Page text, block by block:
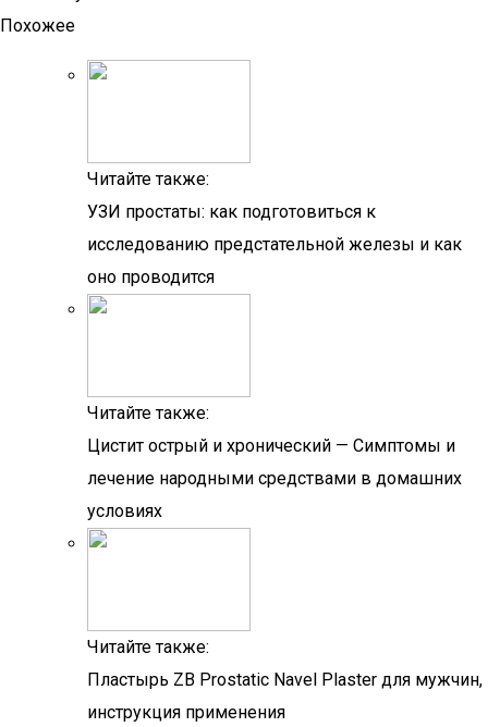
Похожее
Читайте также:
УЗИ простаты: как подготовиться к
исследованию предстательной железы и как
оно проводится
Читайте также:
Цистит острый и хронический — Симптомы и
лечение народными средствами в домашних
условиях
Читайте также:
Пластырь ZB Prostatic Navel Plaster для мужчин,
инструкция применения